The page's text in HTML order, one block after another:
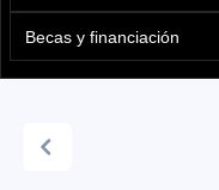
Becas y financiación